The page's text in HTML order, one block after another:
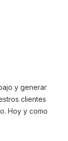
y generar
clientes
Hoy y como